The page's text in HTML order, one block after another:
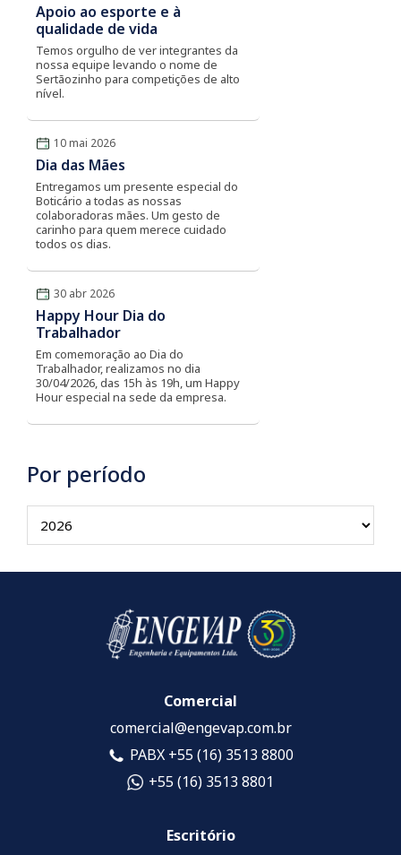
Apoio ao esporte e à
qualidade de vida
Temos orgulho de ver integrantes da
nossa equipe levando o nome de
Sertãozinho para competições de alto
nível.
10 mai 2026
Dia das Mães
Entregamos um presente especial do
Boticário a todas as nossas
colaboradoras mães. Um gesto de
carinho para quem merece cuidado
todos os dias.
30 abr 2026
Happy Hour Dia do
Trabalhador
Em comemoração ao Dia do
Trabalhador, realizamos no dia
30/04/2026, das 15h às 19h, um Happy
Hour especial na sede da empresa.
Por período
Comercial
comercial@engevap.com.br
PABX +55 (16) 3513 8800
+55 (16) 3513 8801
Escritório